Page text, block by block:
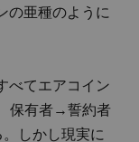
の亜種のように
べてエアコイン
保有者→誓約者
しかし現実に